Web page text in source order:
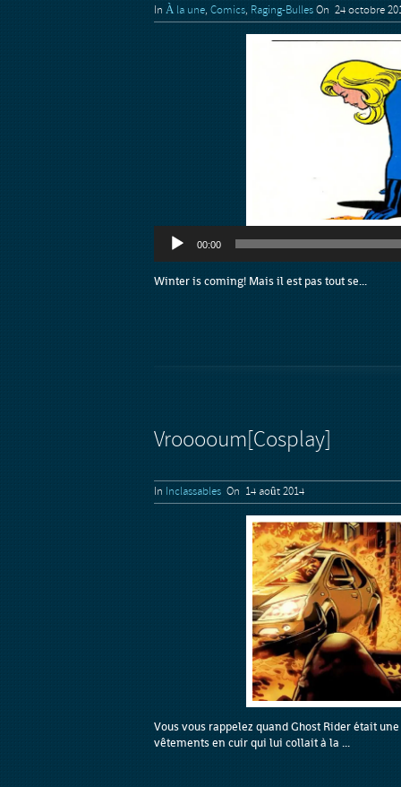
In À la une, Comics, Raging-Bulles On 24 octobre
Lecteur
audio
00:00
Winter is coming! Mais il est pas tout se...
Vrooooum[Cosplay]
In Inclassables On 14 août 2014
Vous vous rappelez quand Ghost Rider était
vêtements en cuir qui lui collait à la ...